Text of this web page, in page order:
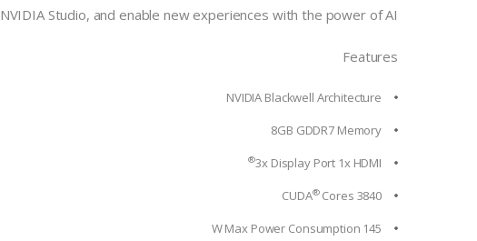
NVIDIA Studio, and enable new experiences with the power of AI.
Features
NVIDIA Blackwell Architecture
8GB GDDR7 Memory
3x Display Port 1x HDMI
®
3840 CUDA
®Cores
145 W Max Power Consumption